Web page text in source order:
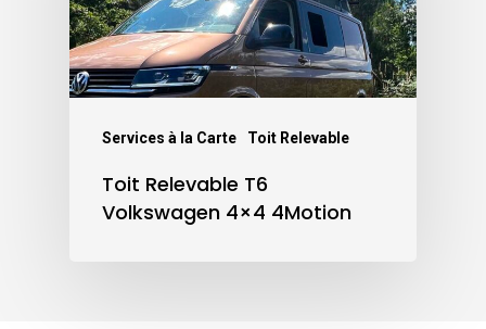
Services à la Carte Toit Relevable
Toit Relevable T6
Volkswagen 4×4 4Motion